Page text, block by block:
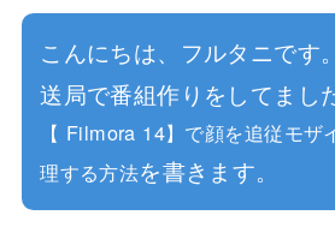
こんにちは、フルタニです
送局で番組作りをしてました
【 Filmora 14】で顔を追従モザ
理する方法を書きます。